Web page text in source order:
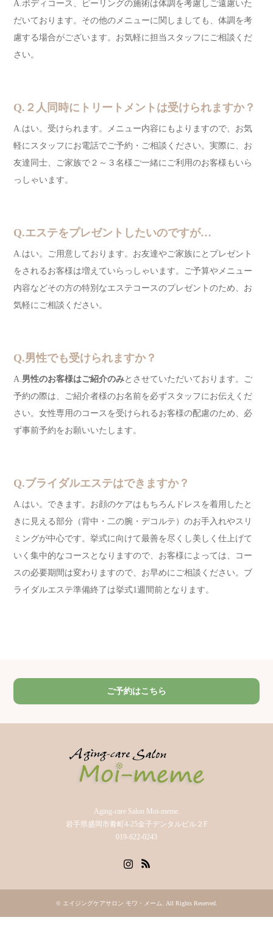
A.ボディコース、ピーリングの施術は体調を考慮しご遠慮いた
だいております。その他のメニューに関しましても、体調を考
慮する場合がございます。お気軽に担当スタッフにご相談くだ
さい。
Q.２人同時にトリートメントは受けられますか？
A.はい。受けられます。メニュー内容にもよりますので、お気
軽にスタッフにお電話でご予約・ご相談ください。実際に、お
友達同士、ご家族で２～３名様ご一緒にご利用のお客様もいら
っしゃいます。
Q.エステをプレゼントしたいのですが…
A.はい。ご用意しております。お友達やご家族にとプレゼント
をされるお客様は増えていらっしゃいます。ご予算やメニュー
内容などその方の特別なエステコースのプレゼントのため、お
気軽にご相談ください。
Q.男性でも受けられますか？
A.男性のお客様はご紹介のみとさせていただいております。ご
予約の際は、ご紹介者様のお名前を必ずスタッフにお伝えくだ
さい。女性専用のコースを受けられるお客様の配慮のため、必
ず事前予約をお願いいたします。
Q.ブライダルエステはできますか？
A.はい。できます。お顔のケアはもちろんドレスを着用したと
きに見える部分（背中・二の腕・デコルテ）のお手入れやスリ
ミングが中心です。挙式に向けて最善を尽くし美しく仕上げて
いく集中的なコースとなりますので、お客様によっては、コー
スの必要期間は変わりますので、お早めにご相談ください。ブ
ライダルエステ準備終了は挙式1週間前となります。
ご予約はこちら
Aging-care Salon Moi-meme.
岩手県盛岡市肴町4-25金子デンタルビル２F
019-622-0243
© エイジングケアサロン モワ・メーム. All Rights Reserved.